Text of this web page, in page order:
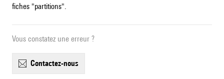
fiches "partitions".
Vous constatez une erreur ?
contactez-nous